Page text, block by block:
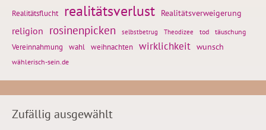
Realitätsflucht realitätsverlust Realitätsverweigerung
religion rosinenpicken selbstbetrug Theodizee tod täuschung
Vereinnahmung wahl weihnachten wirklichkeit wunsch
wählerisch-sein.de
Zufällig ausgewählt